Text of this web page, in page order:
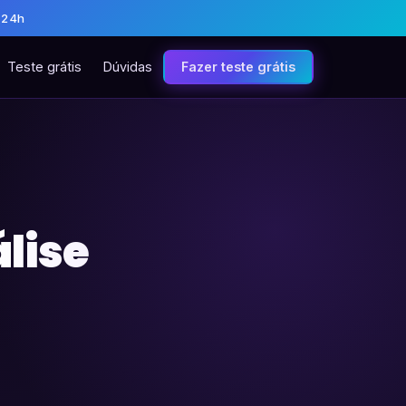
Teste grátis Dúvidas Fazer teste grátis